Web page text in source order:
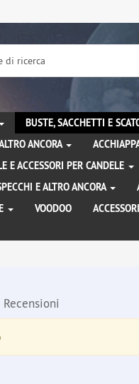
BUSTE, SACCHETTI E
ANCORA
E ACCESSORI PER CANDELE
E ALTRO ANCORA
VOODOO
ACCESSORI
Recensioni